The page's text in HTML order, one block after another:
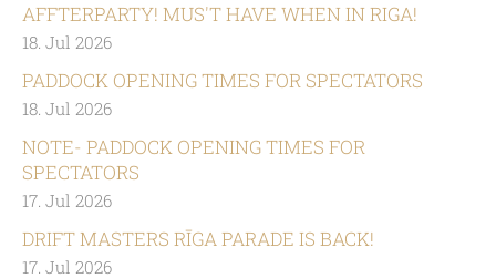
AFFTERPARTY! MUS'T HAVE WHEN IN RIGA!
18. Jul 2026
PADDOCK OPENING TIMES FOR SPECTATORS
18. Jul 2026
NOTE- PADDOCK OPENING TIMES FOR
SPECTATORS
17. Jul 2026
DRIFT MASTERS RĪGA PARADE IS BACK!
17. Jul 2026